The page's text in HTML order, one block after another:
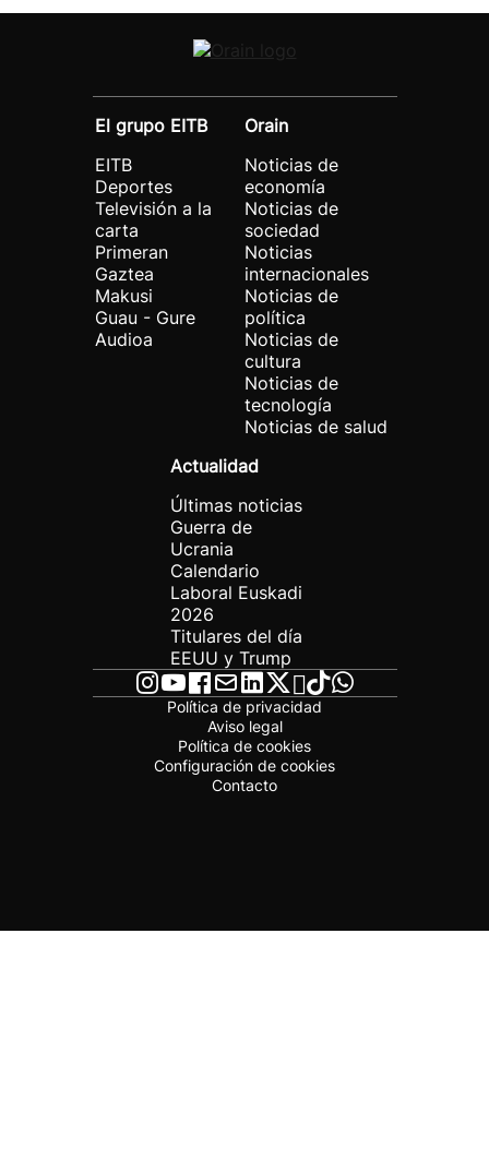
El grupo EITB
EITB
Deportes
Televisión a la
carta
Primeran
Gaztea
Makusi
Guau - Gure
Audioa
Orain
Noticias de
economía
Noticias de
sociedad
Noticias
internacionales
Noticias de
política
Noticias de
cultura
Noticias de
tecnología
Noticias de salud
Actualidad
Últimas noticias
Guerra de
Ucrania
Calendario
Laboral Euskadi
2026
Titulares del día
EEUU y Trump
Política de privacidad
Aviso legal
Política de cookies
Configuración de cookies
Contacto